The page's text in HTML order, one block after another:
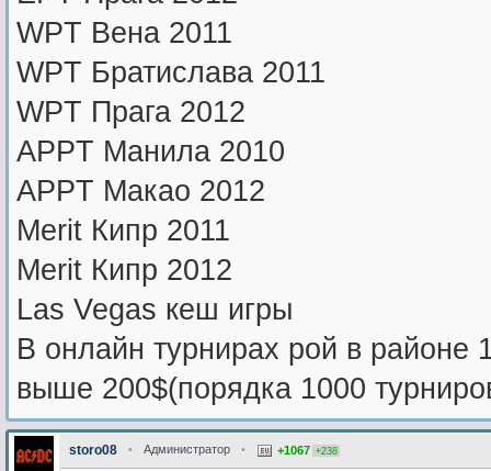
WPT Вена 2011
WPT Братислава 2011
WPT Прага 2012
APPT Манила 2010
APPT Макао 2012
Merit Кипр 2011
Merit Кипр 2012
Las Vegas кеш игры
В онлайн турнирах рой в
выше 200$(порядка 1000
storo08 • Администратор • +1067 +238